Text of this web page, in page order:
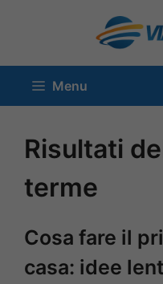
contenuto
Menu
Risultati
terme
Cosa fare il
casa: idee